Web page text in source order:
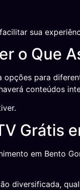
sua
o Que
para
conteúdos
Grátis
em Bento
diversificada,